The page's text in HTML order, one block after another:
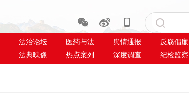
法治论坛 医药与法 舆情通报 反腐倡廉
法典映像 热点案列 深度调查 纪检监察